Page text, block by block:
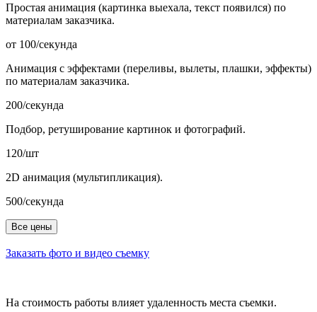
Простая анимация (картинка выехала, текст появился) по
материалам заказчика.
от 100/секунда
Анимация с эффектами (переливы, вылеты, плашки, эффекты)
по материалам заказчика.
200/секунда
Подбор, ретуширование картинок и фотографий.
120/шт
2D анимация (мультипликация).
500/секунда
Все цены
Заказать фото и видео съемку
На стоимость работы влияет удаленность места съемки.